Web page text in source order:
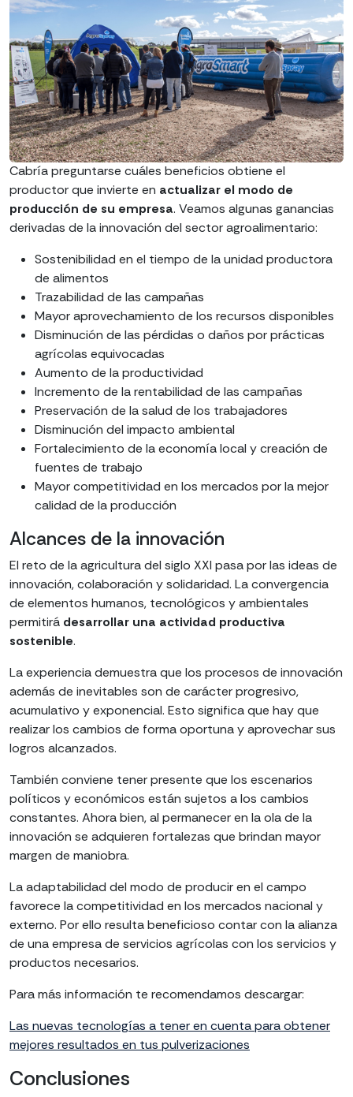
Cabría preguntarse cuáles beneficios obtiene el
productor que invierte en actualizar el modo de
producción de su empresa. Veamos algunas ganancias
derivadas de la innovación del sector agroalimentario:
Sostenibilidad en el tiempo de la unidad productora
de alimentos
Trazabilidad de las campañas
Mayor aprovechamiento de los recursos disponibles
Disminución de las pérdidas o daños por prácticas
agrícolas equivocadas
Aumento de la productividad
Incremento de la rentabilidad de las campañas
Preservación de la salud de los trabajadores
Disminución del impacto ambiental
Fortalecimiento de la economía local y creación de
fuentes de trabajo
Mayor competitividad en los mercados por la mejor
calidad de la producción
Alcances de la innovación
El reto de la agricultura del siglo XXI pasa por las ideas de
innovación, colaboración y solidaridad. La convergencia
de elementos humanos, tecnológicos y ambientales
permitirá desarrollar una actividad productiva
sostenible.
La experiencia demuestra que los procesos de innovación
además de inevitables son de carácter progresivo,
acumulativo y exponencial. Esto significa que hay que
realizar los cambios de forma oportuna y aprovechar sus
logros alcanzados.
También conviene tener presente que los escenarios
políticos y económicos están sujetos a los cambios
constantes. Ahora bien, al permanecer en la ola de la
innovación se adquieren fortalezas que brindan mayor
margen de maniobra.
La adaptabilidad del modo de producir en el campo
favorece la competitividad en los mercados nacional y
externo. Por ello resulta beneficioso contar con la alianza
de una empresa de servicios agrícolas con los servicios y
productos necesarios.
Para más información te recomendamos descargar:
Las nuevas tecnologías a tener en cuenta para obtener
mejores resultados en tus pulverizaciones
Conclusiones